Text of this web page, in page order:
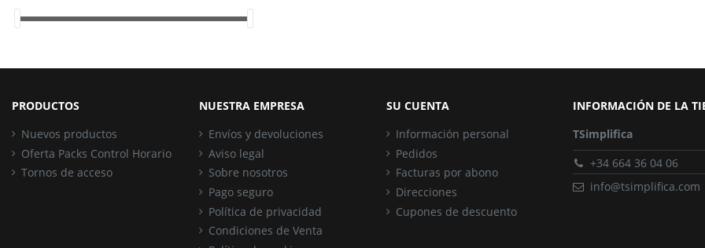
PRODUCTOS
Nuevos productos
Oferta Packs Control Horario
Tornos de acceso
NUESTRA EMPRESA
Envíos y devoluciones
Aviso legal
Sobre nosotros
Pago seguro
Política de privacidad
Condiciones de Venta
SU CUENTA
Información personal
Pedidos
Facturas por abono
Direcciones
Cupones de descuento
INFORMACIÓN DE LA
TSimplifica
+34 664 36 04 06
info@tsimplifica.com